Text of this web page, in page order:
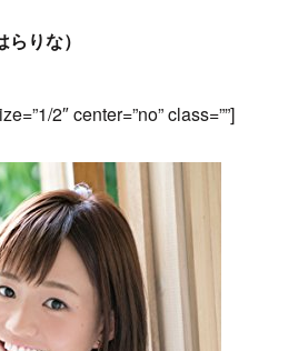
りな）
2″ center=”no” class=””]